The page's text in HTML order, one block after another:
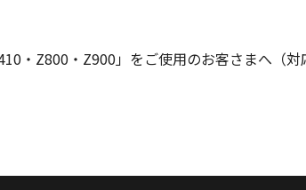
・Z800・Z900」をご使用のお客さまへ（対